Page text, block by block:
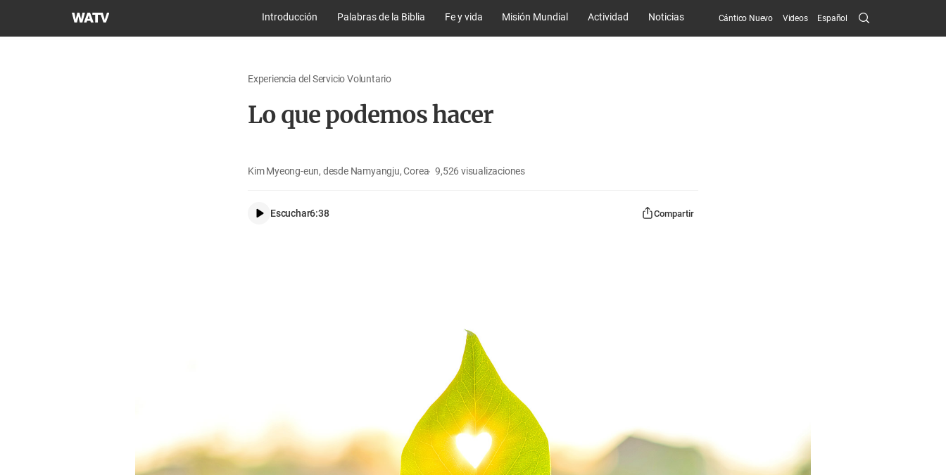
Iglesia
Introducción Palabras de la Biblia Fe y vida Misión Mundial Actividad Noticias Cántico Nuevo Videos Español Search
Submit
Experiencia del Servicio Voluntario
Lo que podemos hacer
Kim Myeong-eun, desde Namyangju, Corea 9,526visualizaciones
Escuchar6:38 Compartir